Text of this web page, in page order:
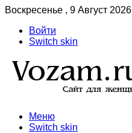
Воскресенье , 9 Август 2026
Войти
Switch skin
Меню
Switch skin